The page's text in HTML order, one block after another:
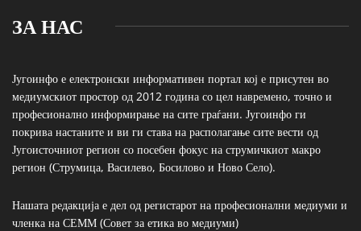
ЗА НАС
Југоинфо е електронски информативен портал кој е присутен во
медиумскиот простор од 2012 година со цел навремено, точно и
професионално информирање на сите граѓани. Југоинфо ги
покрива настаните и ви ги става на располагање сите вести од
Југоисточниот регион со посебен фокус на струмичкиот макро
регион (Струмица, Василево, Босилово и Ново Село).
Нашата редакција е дел од регистарот на професионални медиуми и
членка на СЕММ (Совет за етика во медиуми)